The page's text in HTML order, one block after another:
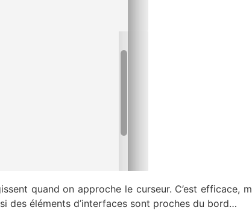
quand on approche le curseur. C’est efficace,
des éléments d’interfaces sont proches du bord…